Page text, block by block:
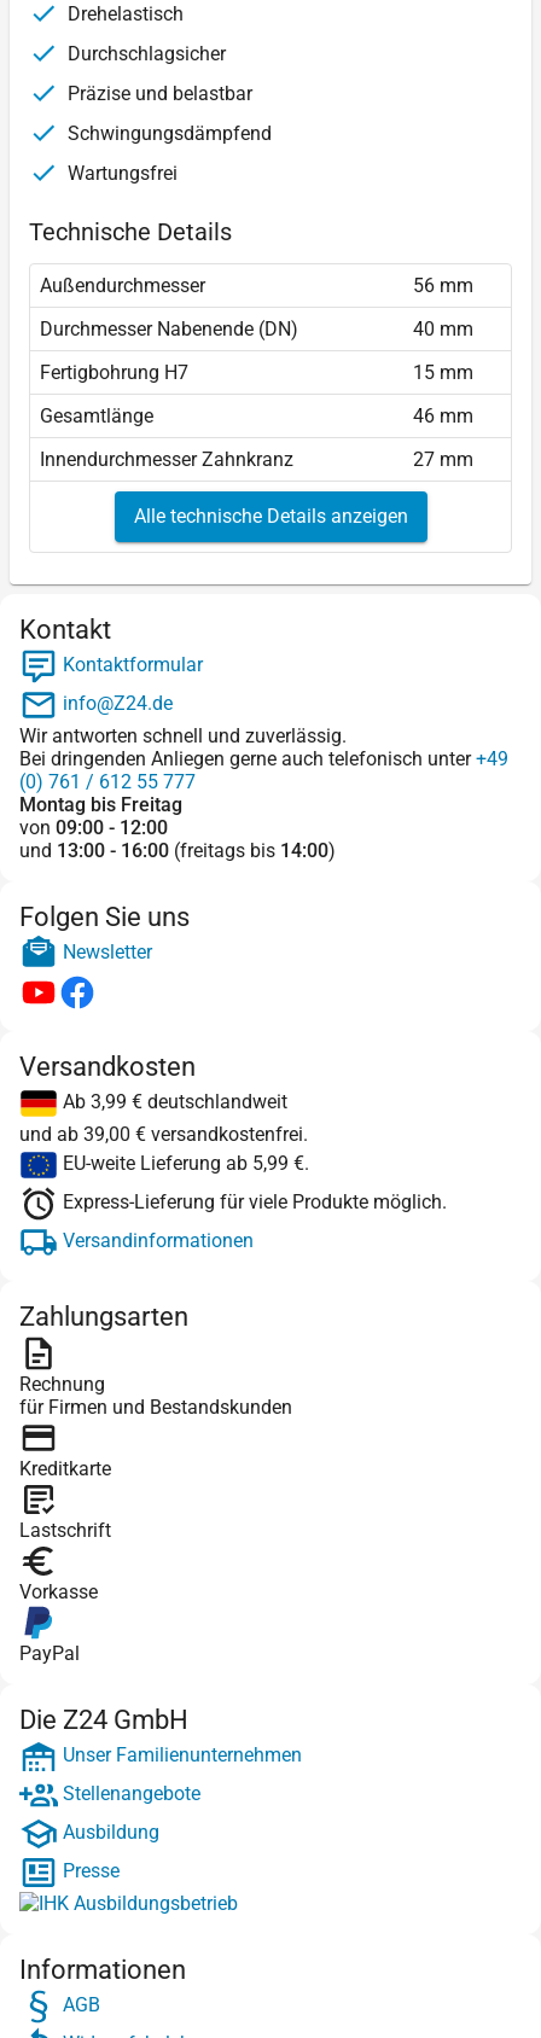
Drehelastisch
Durchschlagsicher
Präzise und belastbar
Schwingungsdämpfend
Wartungsfrei
Technische Details
Außendurchmesser
56 mm
Durchmesser Nabenende (DN)
40 mm
Fertigbohrung H7
15 mm
Gesamtlänge
46 mm
Innendurchmesser Zahnkranz
27 mm
Alle technische Details anzeigen
Kontakt
Kontaktformular
info@Z24.de
Wir antworten schnell und zuverlässig.
Bei dringenden Anliegen gerne auch telefonisch unter+49
(0) 761 / 612 55 777
Montag bis Freitag
von 09:00 - 12:00
und 13:00 - 16:00 (freitags bis 14:00)
Folgen Sie uns
Newsletter
Versandkosten
Ab 3,99 € deutschlandweit
und ab 39,00 € versandkostenfrei.
EU-weite Lieferung ab 5,99 €.
Express-Lieferung für viele Produkte möglich.
Versandinformationen
Zahlungsarten
Rechnung
für Firmen und Bestandskunden
Kreditkarte
Lastschrift
Vorkasse
PayPal
Die Z24 GmbH
Unser Familienunternehmen
Stellenangebote
Ausbildung
Presse
Informationen
AGB